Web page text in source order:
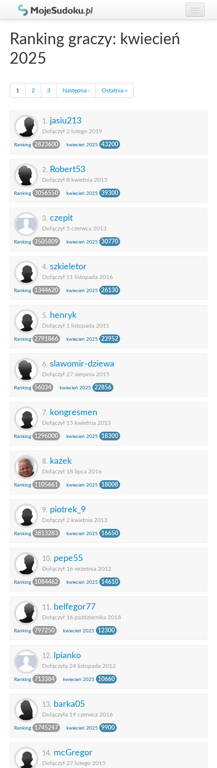
Gracze
Ranking graczy: kwiecień
2025
1 2 3 Następna › Ostatnia »
1. jasiu213
Dołączył 2 lutego 2019
Ranking 2823600 kwiecień 2025 43200
2. Robert53
Dołączył 8 kwietnia 2015
Ranking 3056550 kwiecień 2025 39300
3. czepit
Dołączył 5 czerwca 2013
Ranking 3505809 kwiecień 2025 30770
4. szkieletor
Dołączył 11 listopada 2016
Ranking 1344620 kwiecień 2025 26130
5. henryk
Dołączył 1 listopada 2011
Ranking 2791866 kwiecień 2025 22952
6. slawomir-dziewa
Dołączył 27 sierpnia 2015
Ranking 56034 kwiecień 2025 22856
7. kongresmen
Dołączył 15 kwietnia 2013
Ranking 1296000 kwiecień 2025 18300
8. kazek
Dołączył 18 lipca 2016
Ranking 1105661 kwiecień 2025 18008
9. piotrek_9
Dołączył 2 kwietnia 2013
Ranking 3813283 kwiecień 2025 16650
10. pepe55
Dołączył 16 września 2012
Ranking 1084462 kwiecień 2025 14610
11. belfegor77
Dołączył 16 października 2018
Ranking 797250 kwiecień 2025 12300
12. lpianko
Dołączyła 24 listopada 2012
Ranking 713384 kwiecień 2025 10660
13. barka05
Dołączyła 19 czerwca 2016
Ranking 1745247 kwiecień 2025 9900
14. mcGregor
Dołączył 27 lutego 2015